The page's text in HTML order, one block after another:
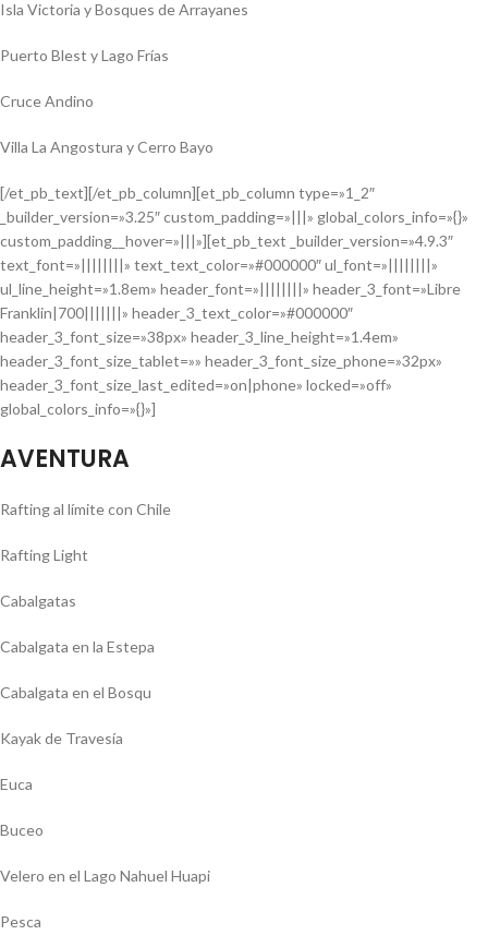
Isla Victoria y Bosques de Arrayanes
Puerto Blest y Lago Frías
Cruce Andino
Villa La Angostura y Cerro Bayo
[/et_pb_text][/et_pb_column][et_pb_column type=»1_2″
_builder_version=»3.25″ custom_padding=»|||» global_colors_info=»{}»
custom_padding__hover=»|||»][et_pb_text _builder_version=»4.9.3″
text_font=»||||||||» text_text_color=»#000000″ ul_font=»||||||||»
ul_line_height=»1.8em» header_font=»||||||||» header_3_font=»Libre
Franklin|700|||||||» header_3_text_color=»#000000″
header_3_font_size=»38px» header_3_line_height=»1.4em»
header_3_font_size_tablet=»» header_3_font_size_phone=»32px»
header_3_font_size_last_edited=»on|phone» locked=»off»
global_colors_info=»{}»]
AVENTURA
Rafting al límite con Chile
Rafting Light
Cabalgatas
Cabalgata en la Estepa
Cabalgata en el Bosqu
Kayak de Travesía
Euca
Buceo
Velero en el Lago Nahuel Huapi
Pesca